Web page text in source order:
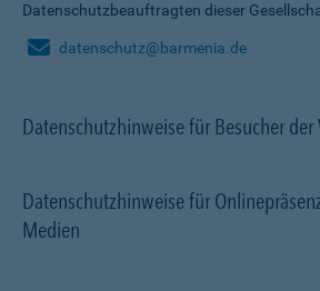
Datenschutzbeauftragten dieser
datenschutz@barmenia.de
Datenschutzhinweise für Besucher der
Datenschutzhinweise für
Medien